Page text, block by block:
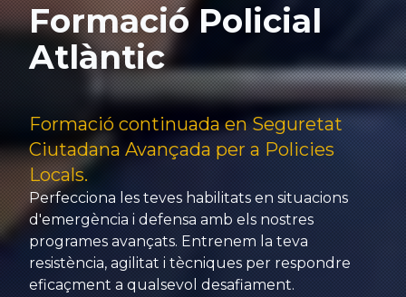
Formació Policial
Atlàntic
Formació continuada en Seguretat
Ciutadana Avançada per a Policies
Locals.
Perfecciona les teves habilitats en situacions
d'emergència i defensa amb els nostres
programes avançats. Entrenem la teva
resistència, agilitat i tècniques per respondre
eficaçment a qualsevol desafiament.